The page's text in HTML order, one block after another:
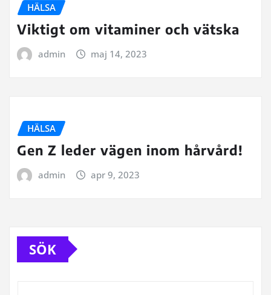
HÄLSA
Viktigt om vitaminer och vätska
admin maj 14, 2023
HÄLSA
Gen Z leder vägen inom hårvård!
admin apr 9, 2023
SÖK